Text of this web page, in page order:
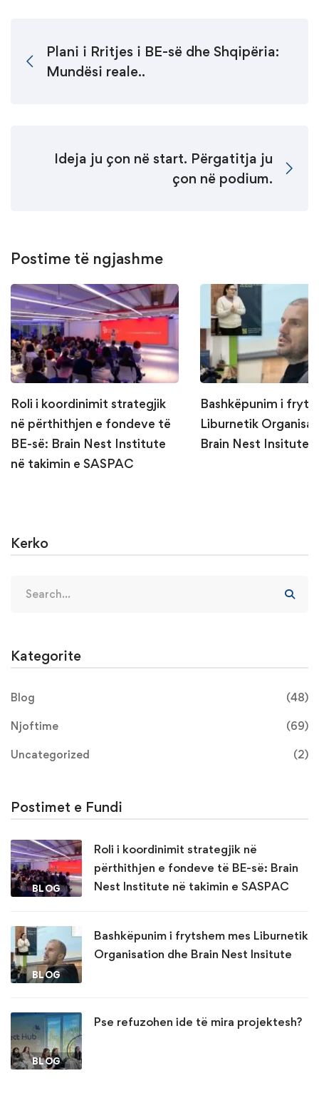
Plani i Rritjes i BE-së dhe Shqipëria:
Mundësi reale..
Ideja ju çon në start. Përgatitja ju
çon në podium.
Postime të ngjashme
Roli i koordinimit strategjik
në përthithjen e fondeve të
BE-së: Brain Nest Institute
në takimin e SASPAC
Bashkëpunim i
Liburnetik
Brain Nest Insitute
Kerko
Kategorite
Blog (48)
Njoftime (69)
Uncategorized (2)
Postimet e Fundi
BLOG
Roli i koordinimit strategjik në
përthithjen e fondeve të BE-së: Brain
Nest Institute në takimin e SASPAC
BLOG
Bashkëpunim i frytshem mes Liburnetik
Organisation dhe Brain Nest Insitute
BLOG
Pse refuzohen ide të mira projektesh?